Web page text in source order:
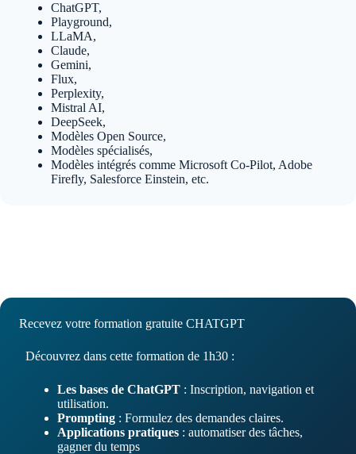
ChatGPT,
Playground,
LLaMA,
Claude,
Gemini,
Flux,
Perplexity,
Mistral AI,
DeepSeek,
Modèles Open Source,
Modèles spécialisés,
Modèles intégrés comme Microsoft Co-Pilot, Adobe
Firefly, Salesforce Einstein, etc.
Recevez votre formation gratuite CHATGPT
Découvrez dans cette formation de 1h30 :
Les bases de ChatGPT : Inscription, navigation et
utilisation.
Prompting : Formulez des demandes claires.
Applications pratiques : automatiser des tâches,
gagner du temps